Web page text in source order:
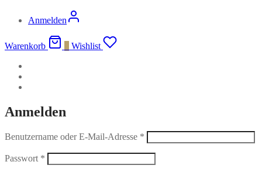
Anmelden
Warenkorb Wishlist
Anmelden
Benutzername oder E-Mail-Adresse *
Passwort *